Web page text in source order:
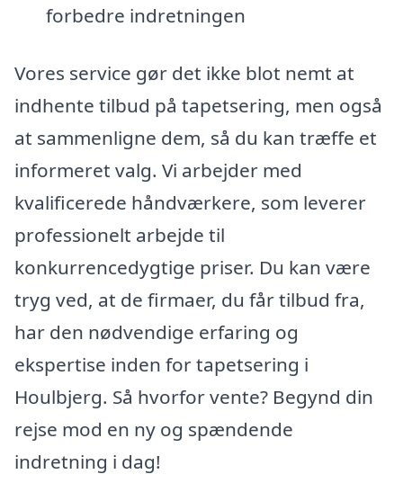
forbedre indretningen
Vores service gør det ikke blot nemt at
indhente tilbud på tapetsering, men også
at sammenligne dem, så du kan træffe et
informeret valg. Vi arbejder med
kvalificerede håndværkere, som leverer
professionelt arbejde til
konkurrencedygtige priser. Du kan være
tryg ved, at de firmaer, du får tilbud fra,
har den nødvendige erfaring og
ekspertise inden for tapetsering i
Houlbjerg. Så hvorfor vente? Begynd din
rejse mod en ny og spændende
indretning i dag!